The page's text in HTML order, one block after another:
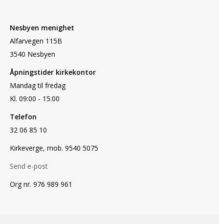
Nesbyen menighet
Alfarvegen 115B
3540 Nesbyen
Åpningstider kirkekontor
Mandag til fredag
Kl. 09:00 - 15:00
Telefon
32 06 85 10
Kirkeverge, mob. 9540 5075
Send e-post
Org nr. 976 989 961